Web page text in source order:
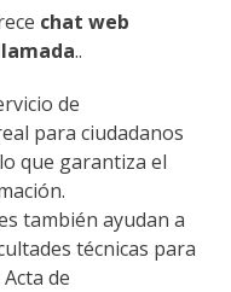
chat web
..
de
para ciudadanos
que garantiza el
también ayudan a
técnicas para
de